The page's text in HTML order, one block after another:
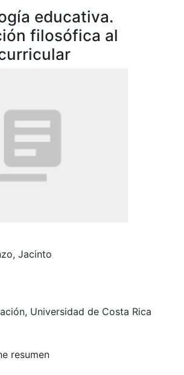
educativa.
filosófica al
Jacinto
Universidad de Costa Rica
resumen